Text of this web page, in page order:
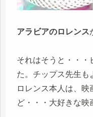
アラビアのロレンス
それはそうと・・・
た。チップス先生も
ロレンス本人は、
ど・・・大好きな映